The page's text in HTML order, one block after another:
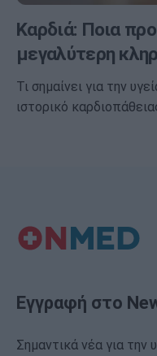
Καρδιά: Ποια
μεγαλύτερη
Τι σημαίνει για την
ιστορικό
Εγγραφή στο
Σημαντικά νέα για την